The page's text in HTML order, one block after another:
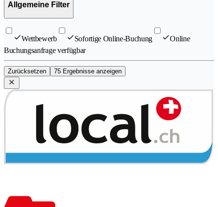
Allgemeine Filter
Wettbewerb Sofortige Online-Buchung
Online
Buchungsanfrage verfügbar
Zurücksetzen 75 Ergebnisse anzeigen